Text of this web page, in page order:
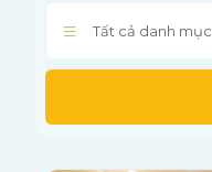
Tất cả danh mục